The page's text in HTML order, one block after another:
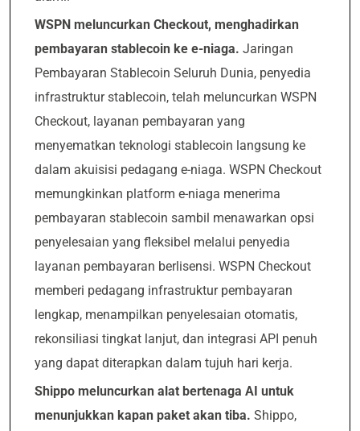
WSPN meluncurkan Checkout, menghadirkan
pembayaran stablecoin ke e-niaga. Jaringan
Pembayaran Stablecoin Seluruh Dunia, penyedia
infrastruktur stablecoin, telah meluncurkan WSPN
Checkout, layanan pembayaran yang
menyematkan teknologi stablecoin langsung ke
dalam akuisisi pedagang e-niaga. WSPN Checkout
memungkinkan platform e-niaga menerima
pembayaran stablecoin sambil menawarkan opsi
penyelesaian yang fleksibel melalui penyedia
layanan pembayaran berlisensi. WSPN Checkout
memberi pedagang infrastruktur pembayaran
lengkap, menampilkan penyelesaian otomatis,
rekonsiliasi tingkat lanjut, dan integrasi API penuh
yang dapat diterapkan dalam tujuh hari kerja.
Shippo meluncurkan alat bertenaga AI untuk
menunjukkan kapan paket akan tiba. Shippo,